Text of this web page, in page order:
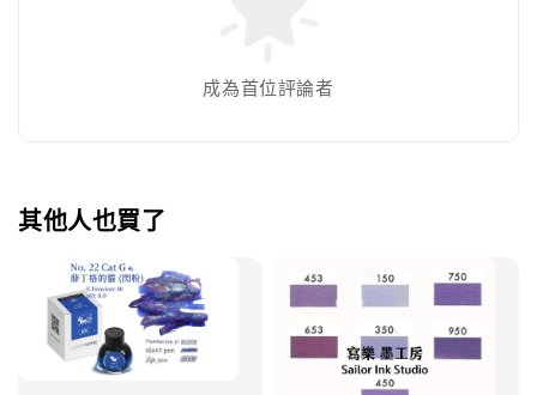
成為首位評論者
其他人也買了